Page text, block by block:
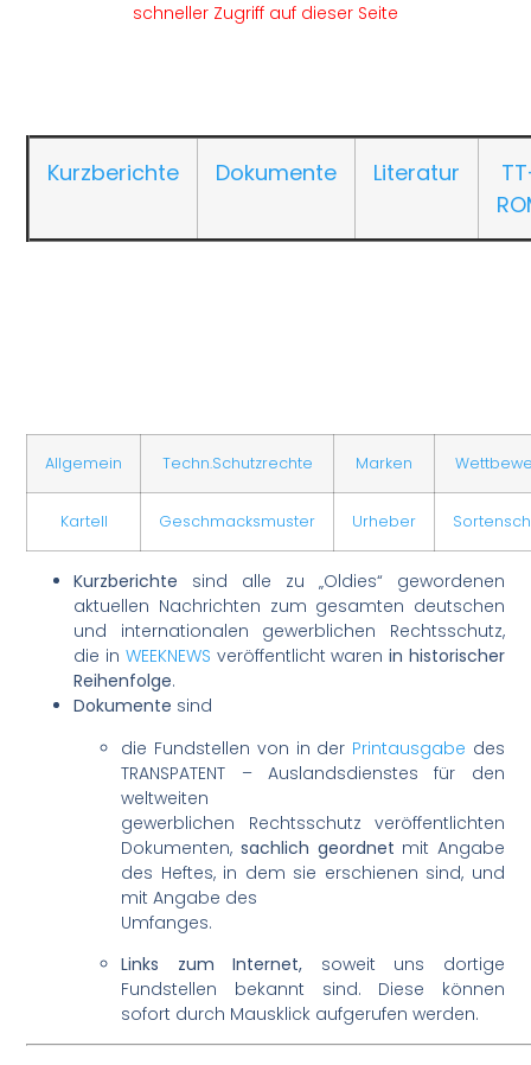
schneller Zugriff auf dieser Seite
Kurzberichte Dokumente Literatur
Allgemein Techn.Schutzrechte Marken
Kartell Geschmacksmuster Urheber
Kurzberichte sind alle zu „Oldies“ gewordenen
aktuellen Nachrichten zum gesamten deutschen
und internationalen gewerblichen Rechtsschutz,
die in WEEKNEWS veröffentlicht waren in historischer
Reihenfolge.
Dokumente sind
die Fundstellen von in der Printausgabe des
TRANSPATENT – Auslandsdienstes für den
weltweiten
gewerblichen Rechtsschutz veröffentlichten
Dokumenten, sachlich geordnet mit Angabe
des Heftes, in dem sie erschienen sind, und
mit Angabe des
Umfanges.
Links zum Internet, soweit uns dortige
Fundstellen bekannt sind. Diese können
sofort durch Mausklick aufgerufen werden.